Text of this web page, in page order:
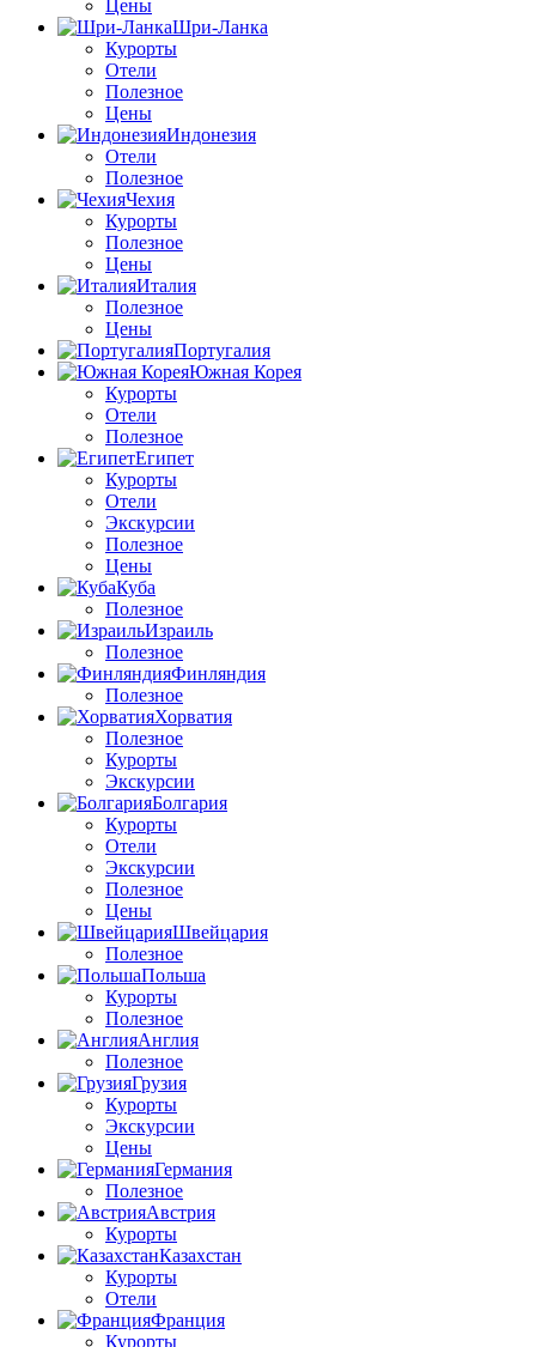
Цены
Шри-Ланка
Курорты
Отели
Полезное
Цены
Индонезия
Отели
Полезное
Чехия
Курорты
Полезное
Цены
Италия
Полезное
Цены
Португалия
Южная Корея
Курорты
Отели
Полезное
Египет
Курорты
Отели
Экскурсии
Полезное
Цены
Куба
Полезное
Израиль
Полезное
Финляндия
Полезное
Хорватия
Полезное
Курорты
Экскурсии
Болгария
Курорты
Отели
Экскурсии
Полезное
Цены
Швейцария
Полезное
Польша
Курорты
Полезное
Англия
Полезное
Грузия
Курорты
Экскурсии
Цены
Германия
Полезное
Австрия
Курорты
Казахстан
Курорты
Отели
Франция
Курорты